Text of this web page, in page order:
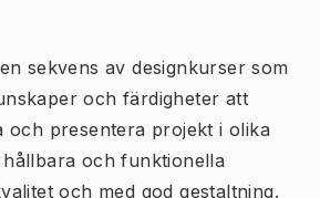
sekvens av designkurser som
och färdigheter att
och presentera projekt i olika
och funktionella
och med god gestaltning.